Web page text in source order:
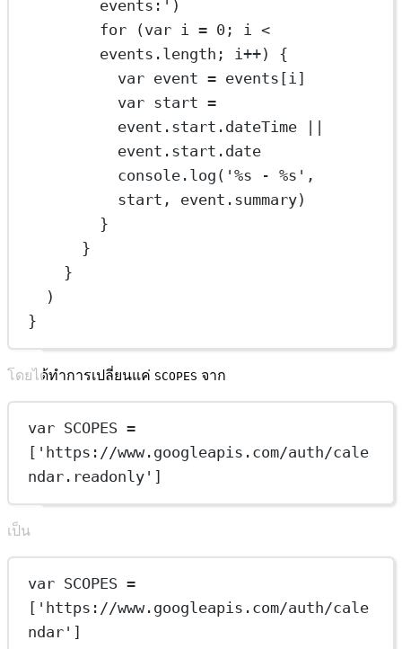
events:' )
for (var i = 0 ; i <
events. length ; i++) {
var event = events[i]
var start =
event.start.dateTime
event.start.date
console. log ( '%s - %s' ,
start, event.summary)
}
}
}
)
}
โดยได้ทำการเปลี่ยนแค่ SCOPES จาก
var SCOPES =
[ 'https://www.googleapis.com/auth/cale
ndar.readonly' ]
เป็น
var SCOPES =
[ 'https://www.googleapis.com/auth/cale
ndar' ]